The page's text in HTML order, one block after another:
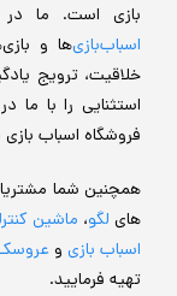
بازی است. ما
اسباب‌بازی‌ها و
خلاقیت، ترویج
استثنایی را با ما
فروشگاه اسباب بازی
همچنین شما
های لگو، ماشین
اسباب بازی و
تهیه فرمایید.